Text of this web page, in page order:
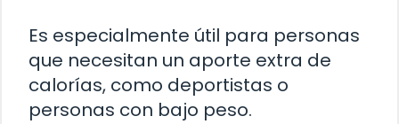
Es especialmente útil para personas
que necesitan un aporte extra de
calorías, como deportistas o
personas con bajo peso.